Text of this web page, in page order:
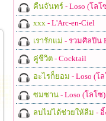
คืนจันทร์- Loso (โลโ
xxx - L'Arc-en-Ciel
เรารักแม่ - รวมศิลปิน
คู่ชีวิต- Cocktail
อะไรก็ยอม - Loso (โ
ซมซาน- Loso (โลโซ)
ลบไม่ได้ช่วยให้ลืม -